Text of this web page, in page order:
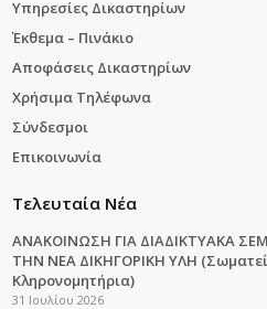
Υπηρεσίες Δικαστηρίων
Έκθεμα – Πινάκιο
Αποφάσεις Δικαστηρίων
Χρήσιμα Τηλέφωνα
Σύνδεσμοι
Επικοινωνία
Τελευταία Νέα
ΑΝΑΚΟΙΝΩΣΗ ΓΙΑ ΔΙΑΔΙΚΤΥΑΚΑ
ΤΗΝ ΝΕΑ ΔΙΚΗΓΟΡΙΚΗ ΥΛΗ
Κληρονομητήρια)
31 Ιουλίου 2026